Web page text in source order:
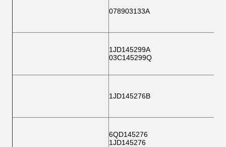
078903133A
1JD145299A
03C145299Q
1JD145276B
6QD145276
1JD145276